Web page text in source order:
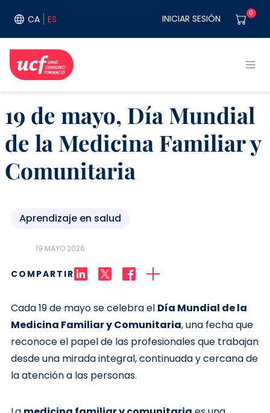
CA ES User
INICIAR SESIÓN 0
19 de mayo, Día Mundial
de la Medicina Familiar y
Comunitaria
Aprendizaje en salud
19 MAYO 2026
COMPARTIR
Cada 19 de mayo se celebra el Día Mundial de la
Medicina Familiar y Comunitaria, una fecha que
reconoce el papel de las profesionales que trabajan
desde una mirada integral, continuada y cercana de
la atención a las personas.